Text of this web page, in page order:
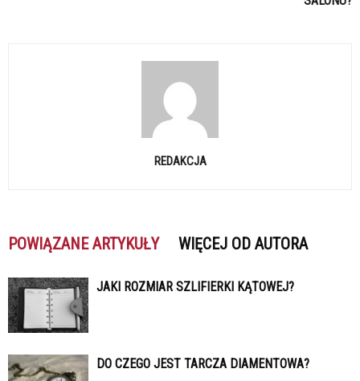
REDAKCJA
POWIĄZANE ARTYKUŁY WIĘCEJ OD AUTORA
JAKI ROZMIAR SZLIFIERKI KĄTOWEJ?
DO CZEGO JEST TARCZA DIAMENTOWA?